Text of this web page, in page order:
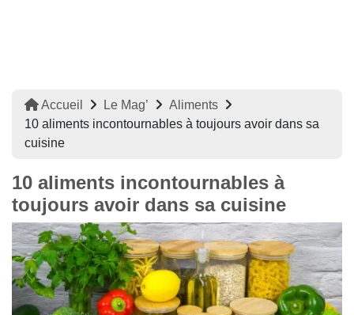
Accueil Le Mag’
Aliments
10 aliments incontournables à toujours avoir dans sa
cuisine
10 aliments incontournables à
toujours avoir dans sa cuisine